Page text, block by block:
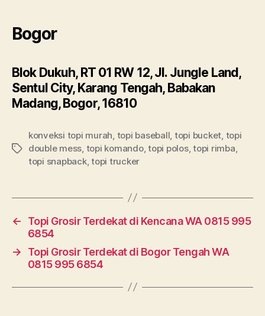
Bogor
Blok Dukuh, RT 01 RW 12, Jl. Jungle Land,
Sentul City, Karang Tengah, Babakan
Madang, Bogor, 16810
Tags
konveksi topi murah topi baseball topi bucket topi
double mess topi komando,topi polos,topi rimba
topi snapback,topi trucker
←
Topi Grosir Terdekat di Kencana WA 0815 995
6854
→
Topi Grosir Terdekat di Bogor Tengah WA
0815 995 6854